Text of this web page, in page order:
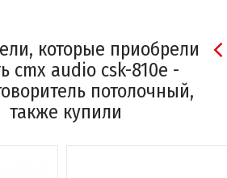
которые приобрели
cmx audio csk-810e -
потолочный,
также купили